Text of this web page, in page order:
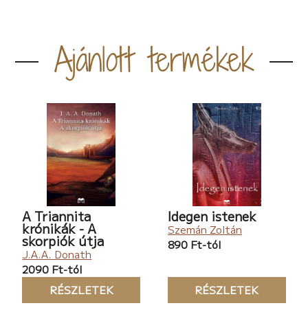
Ajánlott termékek
A Triannita
krónikák - A
skorpiók útja
J.A.A. Donath
2090 Ft-tól
RÉSZLETEK
Idegen istenek
Szemán Zoltán
890 Ft-tól
RÉSZLETEK